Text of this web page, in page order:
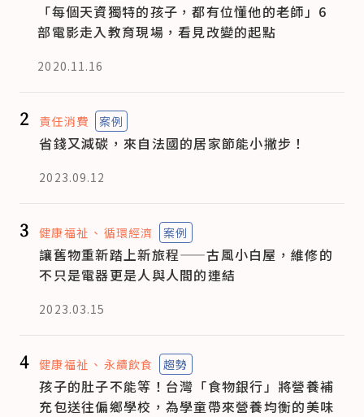
「每個天資獨特的孩子，都有位懂他的老師」6
部電影走入教育現場，看見改變的起點
2020.11.16
2 責任消費 案例
省錢又減碳，來自法國的居家節能小撇步！
2023.09.12
3 健康福祉 循環經濟 案例
讓舊物重新踏上新旅程——古風小白屋，維修的
不只是電器更是人與人間的連結
2023.03.15
4 健康福祉 永續飲食 趨勢
孩子的肚子不能等！台灣「食物銀行」將營養補
充包送往偏鄉學校，為學童帶來營養均衡的美味